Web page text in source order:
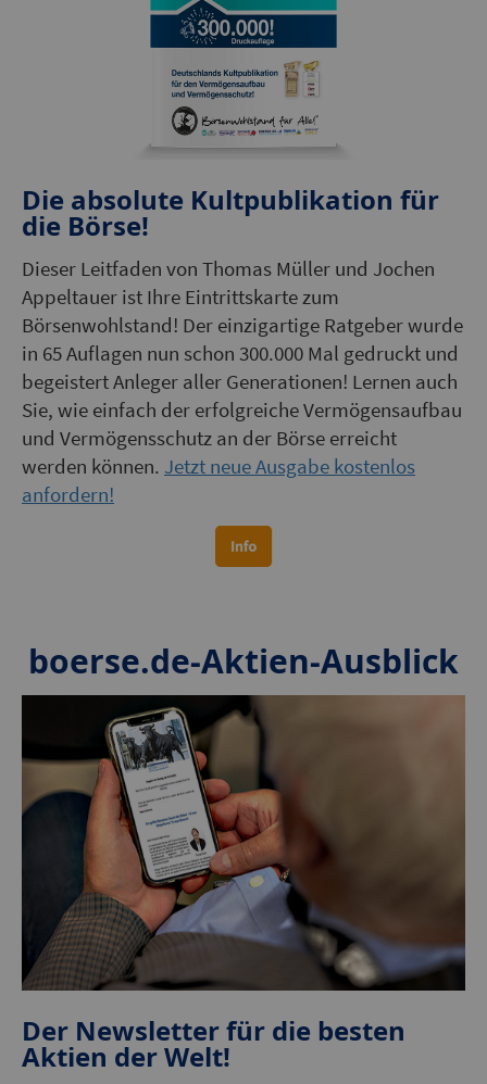
Die absolute Kultpublikation für
die Börse!
Dieser Leitfaden von Thomas Müller und Jochen
Appeltauer ist Ihre Eintrittskarte zum
Börsenwohlstand! Der einzigartige Ratgeber wurde
in 65 Auflagen nun schon 300.000 Mal gedruckt und
begeistert Anleger aller Generationen! Lernen auch
Sie, wie einfach der erfolgreiche Vermögensaufbau
und Vermögensschutz an der Börse erreicht
werden können. Jetzt neue Ausgabe kostenlos
anfordern!
boerse.de-Aktien-Ausblick
Der Newsletter für die besten
Aktien der Welt!